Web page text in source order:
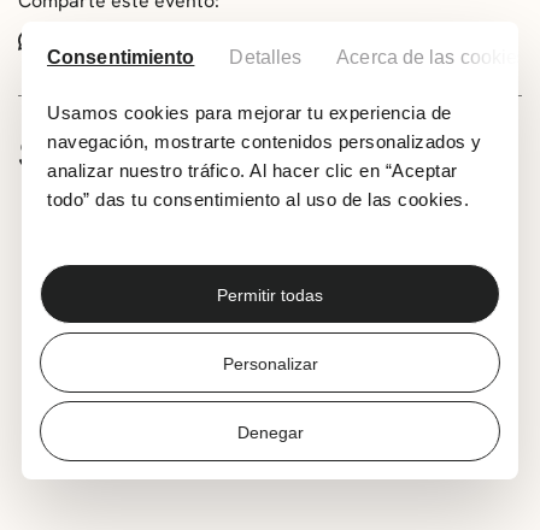
Consentimiento Detalles Acerca de las cookies
Usamos cookies para mejorar tu experiencia de
navegación, mostrarte contenidos personalizados y
analizar nuestro tráfico. Al hacer clic en “Aceptar
todo” das tu consentimiento al uso de las cookies.
Permitir todas
Personalizar
Denegar
SOBRE LA ACTIVIDAD
6-11 años
Gratuito
Partiendo del juego dramático representaremos
diferentes sketchs con la técnica de cine mudo.
Inscripción: La inscripción se realizará
presencialmente en Romo Kultur Etxea una hora
antes del inicio de cada taller, hasta completar
aforo. Cada taller tendrá un límite de 20 plazas y la
inscripción será gratuita.